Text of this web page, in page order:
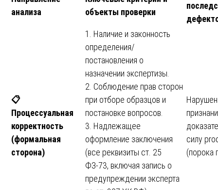
анализа
объекты проверки
📋
Процессуальная
корректность
(формальная
сторона)
1. Наличие и законность
определения/
постановления о
назначении экспертизы.
2. Соблюдение прав сторон
при отборе образцов и
постановке вопросов.
3. Надлежащее
оформление заключения
(все реквизиты ст. 25
ФЗ-73, включая запись о
предупреждении эксперта
силу
(порока